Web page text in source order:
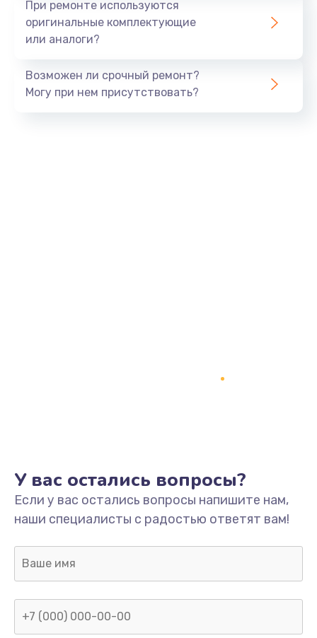
При ремонте используются
оригинальные комплектующие
или аналоги?
Возможен ли срочный ремонт?
Могу при нем присутствовать?
У вас остались вопросы?
Если у вас остались вопросы напишите нам,
наши специалисты с радостью ответят вам!